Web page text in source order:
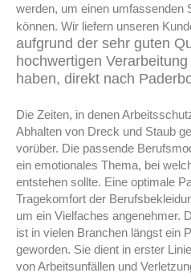
werden, um einen umfassenden
können. Wir liefern unseren
aufgrund der sehr guten
hochwertigen
haben, direkt nach
Die Zeiten, in denen
Abhalten von Dreck und Staub
vorüber. Die passende
ein emotionales Thema, bei
entstehen sollte. Eine optimale
Tragekomfort der
um ein Vielfaches angenehmer.
ist in vielen Branchen längst ein
geworden. Sie dient in erster
von Arbeitsunfällen und